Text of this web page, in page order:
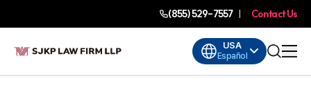
(855) 529-7557 Contact Us
USA
Español